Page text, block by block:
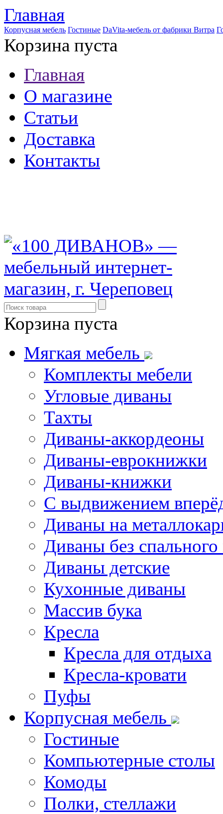
Главная
Корпусная мебель Гостиные DaVita-мебель от фабрики Витра
Корзина пуста
Главная
О магазине
Статьи
Доставка
Контакты
Корзина пуста
Мягкая мебель
Комплекты мебели
Угловые диваны
Тахты
Диваны-аккордеоны
Диваны-еврокнижки
Диваны-книжки
С выдвижением
Диваны на
Диваны без спального
Диваны детские
Кухонные диваны
Массив бука
Кресла
Кресла для отдыха
Кресла-кровати
Пуфы
Корпусная мебель
Гостиные
Компьютерные столы
Комоды
Полки, стеллажи